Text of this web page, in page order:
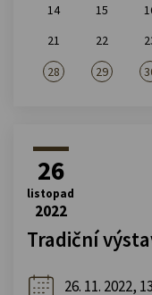
14
15
21
22
28
29
26
listopad
2022
Tradiční
26. 11. 2022,